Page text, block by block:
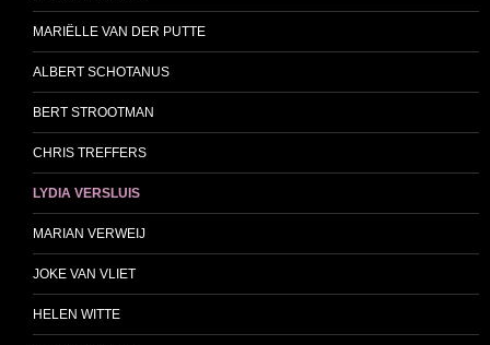
MARIËLLE VAN DER PUTTE
ALBERT SCHOTANUS
BERT STROOTMAN
CHRIS TREFFERS
LYDIA VERSLUIS
MARIAN VERWEIJ
JOKE VAN VLIET
HELEN WITTE